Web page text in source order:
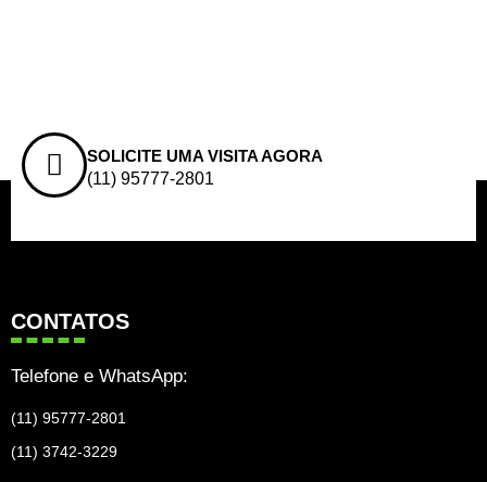
SOLICITE UMA VISITA AGORA
(11) 95777-2801
CONTATOS
Telefone e WhatsApp:
(11) 95777-2801
(11) 3742-3229